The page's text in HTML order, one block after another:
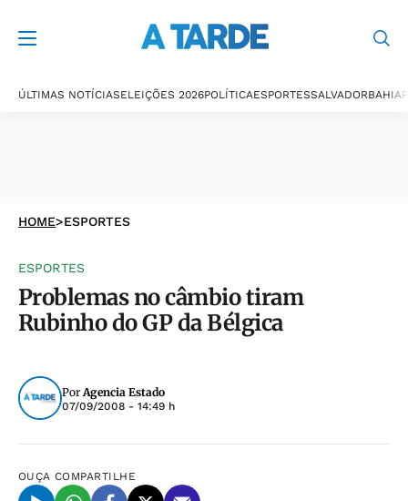
ÚLTIMAS NOTÍCIASELEIÇÕES 2026POLÍTICAESPORTESSALVADORBAHIA
HOME>ESPORTES
ESPORTES
Problemas no câmbio tiram
Rubinho do GP da Bélgica
PorAgencia Estado
07/09/2008 - 14:49 h
OUÇA COMPARTILHE